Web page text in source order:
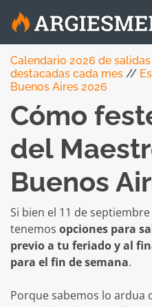
Calendario 2026 de
destacadas cada mes //
Buenos Aires 2026
Cómo
del
Buenos
Si bien el 11 de
tenemos opciones para
previo a tu feriado y al
para el fin de semana.
Porque sabemos lo ardua